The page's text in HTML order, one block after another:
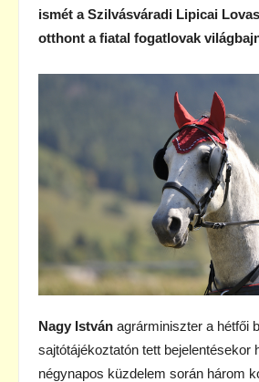
ismét a Szilvásváradi Lipicai
otthont a fiatal fogatlovak
Nagy István agrárminiszter a hétfői
sajtótájékoztatón tett bejelentésekor
négynapos küzdelem során három